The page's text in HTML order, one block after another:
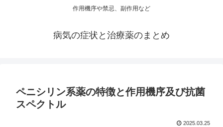
作用機序や禁忌、副作用など
病気の症状と治療薬のまとめ
ペニシリン系薬の特徴と作用機序及び抗菌
スペクトル
2025.03.25